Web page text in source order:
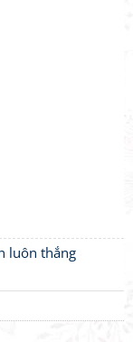
luôn thắng